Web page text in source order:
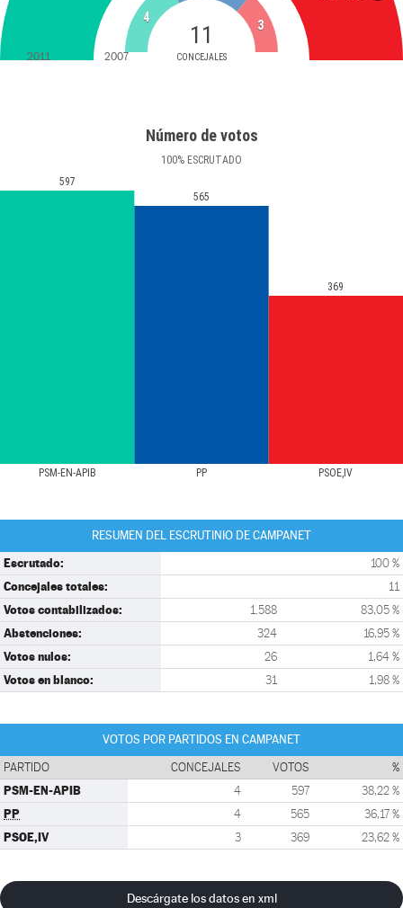
11
CONCEJALES
4
3
2011 2007
Número de votos
100% ESCRUTADO
PSM-EN-APIB PP PSOE,IV
597
565
369
RESUMEN DEL ESCRUTINIO DE CAMPANET
Escrutado: 100 %
Concejales totales: 11
Votos contabilizados: 1.588 83,05 %
Abstenciones: 324 16,95 %
Votos nulos: 26 1,64 %
Votos en blanco: 31 1,98 %
VOTOS POR PARTIDOS EN CAMPANET
PARTIDO CONCEJALES VOTOS %
PSM-EN-APIB 4 597 38,22 %
PP 4 565 36,17 %
PSOE,IV 3 369 23,62 %
Descárgate los datos en xml